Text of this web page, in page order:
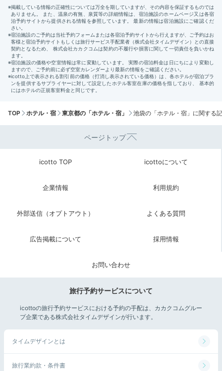
TOP ホテル・宿 東京都の「ホテル・宿」 池袋の「ホテル・宿」に関する
ページトップ
icotto TOP icottoについて
企業情報 利用規約
外部送信（オプトアウト） よくある質問
広告掲載について 採用情報
お問い合わせ
旅行予約サービスについて
icottoの旅行予約サービスにおける予約の手配は、カカクコムグルー
プ企業である株式会社タイムデザインが行います。
タイムデザインとは
旅行業約款・条件書